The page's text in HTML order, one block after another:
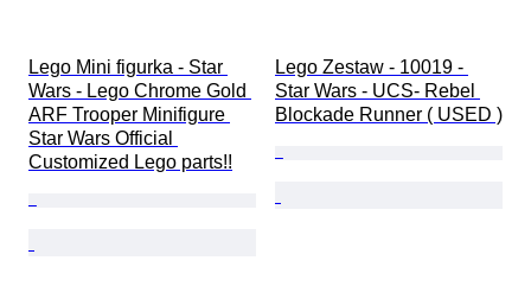
Lego Mini figurka - Star
Wars - Lego Chrome Gold
ARF Trooper Minifigure
Star Wars Official
Customized Lego parts!!
Lego Zestaw - 10019 -
Star Wars - UCS- Rebel
Blockade Runner ( USED )